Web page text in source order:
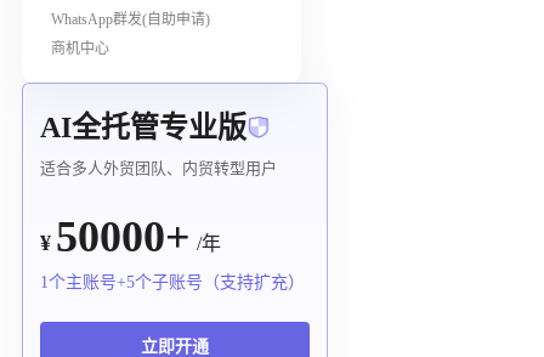
WhatsApp群发(自助申请)
商机中心
AI全托管专业版
适合多人外贸团队、内贸转型用户
¥ 50000+ /年
1个主账号+5个子账号（支持扩充）
立即开通